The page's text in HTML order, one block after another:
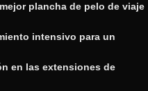
plancha de pelo de viaje
intensivo para un
en las extensiones de